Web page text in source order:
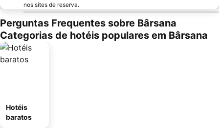
nos sites de reserva.
Perguntas Frequentes sobre Bârsana
Categorias de hotéis populares em Bârsana
Hotéis
baratos